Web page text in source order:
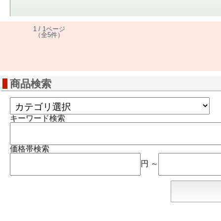
1 / 1ページ
（全5件）
商品検索
キーワード検索
価格帯検索
円 ～